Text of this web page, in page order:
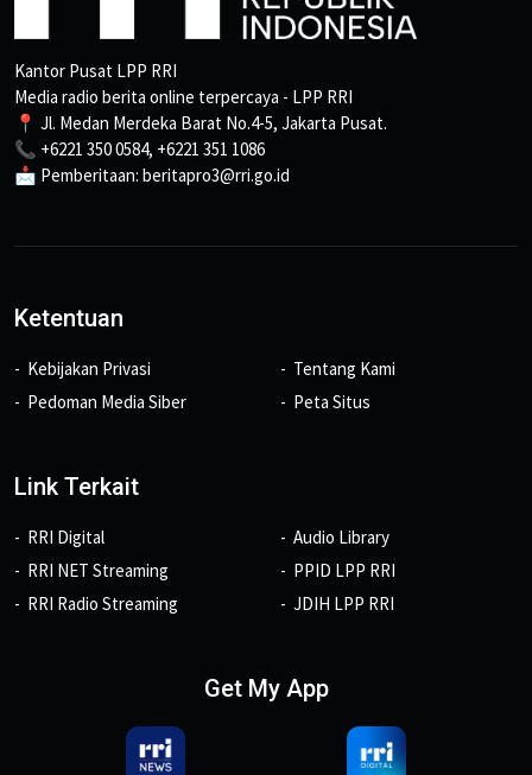
Kantor Pusat LPP RRI
Media radio berita online terpercaya - LPP RRI
📍 Jl. Medan Merdeka Barat No.4-5, Jakarta Pusat.
📞 +6221 350 0584, +6221 351 1086
📩 Pemberitaan: beritapro3@rri.go.id
Ketentuan
Kebijakan Privasi
Pedoman Media Siber
Tentang Kami
Peta Situs
Link Terkait
RRI Digital
RRI NET Streaming
RRI Radio Streaming
Audio Library
PPID LPP RRI
JDIH LPP RRI
Get My App